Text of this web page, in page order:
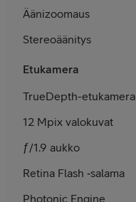
Äänizoomaus
Stereoäänitys
Etukamera
TrueDepth-etukamera
12 Mpix valokuvat
ƒ/1.9 aukko
Retina Flash ‑salama
Photonic Engine